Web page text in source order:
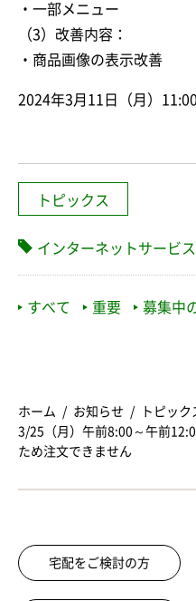
・一部メニュー
（3）改善内容：
・商品画像の表示改善
2024年3月11日（月）
トピックス
インターネットサービス
すべて 重要 募集中
ホーム お知らせ
トピック
3/25（月）午前8:00～午前
ため注文できません
宅配をご検討の方